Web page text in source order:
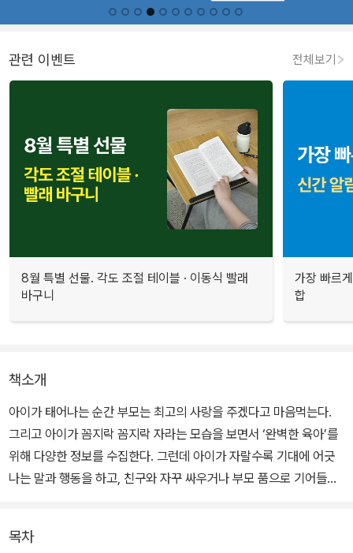
관련 이벤트 전체보기
8월 특별 선물. 각도 조절 테이블 · 이동식 빨래
바구니
가장 빠르
합
책소개
아이가 태어나는 순간 부모는 최고의 사랑을 주겠다고 마음먹는다.
그리고 아이가 꼼지락 꼼지락 자라는 모습을 보면서 ‘완벽한 육아’를
위해 다양한 정보를 수집한다. 그런데 아이가 자랄수록 기대에 어긋
나는 말과 행동을 하고, 친구와 자꾸 싸우거나 부모 품으로 기어들어
놓치고 있는 거지?’와 같은 반성과 고민을 하는데, 그렇게 자신을 몰
목차